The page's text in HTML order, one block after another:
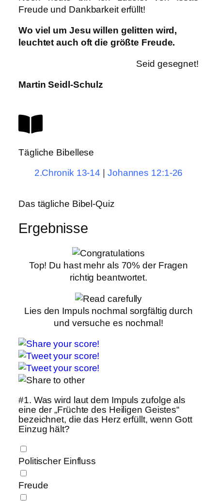
Freude und Dankbarkeit erfüllt!
Wo viel um Jesu willen gelitten wird,
leuchtet auch oft die größte Freude.
Seid gesegnet!
Martin Seidl-Schulz
Tägliche Bibellese
2.Chronik 13-14 | Johannes 12:1-26
Das tägliche Bibel-Quiz
Ergebnisse
Top! Du hast mehr als 70% der Fragen
richtig beantwortet.
Lies den Impuls nochmal sorgfältig durch
und versuche es nochmal!
#1. Was wird laut dem Impuls zufolge als
eine der „Früchte des Heiligen Geistes“
bezeichnet, die das Herz erfüllt, wenn Gott
Einzug hält?
Politischer Einfluss
Freude